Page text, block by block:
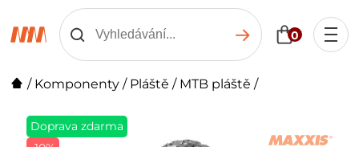
0
/ Komponenty / Pláště / MTB pláště /
Doprava zdarma